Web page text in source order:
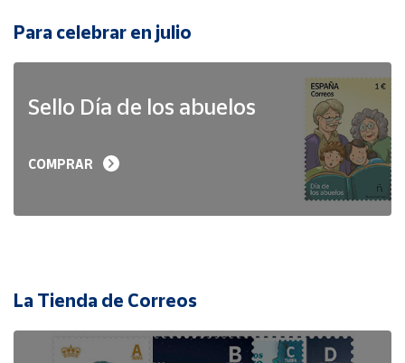
Para celebrar en julio
Sello Día de los abuelos
COMPRAR
La Tienda de Correos